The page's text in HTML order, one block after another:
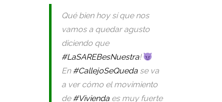
Qué bien hoy sí que nos
vamos a quedar agusto
diciendo que
#LaSAREBesNuestra!
En #CallejoSeQueda se va
a ver cómo el movimiento
de #Vivienda es muy fuerte